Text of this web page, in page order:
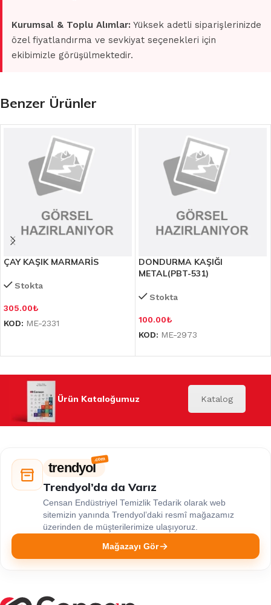
Kurumsal & Toplu Alımlar: Yüksek adetli siparişlerinizde
özel fiyatlandırma ve sevkiyat seçenekleri için
ekibimizle görüşülmektedir.
Benzer Ürünler
ÇAY KAŞIK MARMARİS
Stokta
305.00₺
KOD: ME-2331
DONDURMA KAŞIĞI
METAL(PBT-531)
Stokta
100.00₺
KOD: ME-2973
Ürün Kataloğumuz Katalog
trendyol
Trendyol’da da Varız
Censan Endüstriyel Temizlik Tedarik olarak web
sitemizin yanında Trendyol’daki resmî mağazamız
üzerinden de müşterilerimize ulaşıyoruz.
Mağazayı Gör